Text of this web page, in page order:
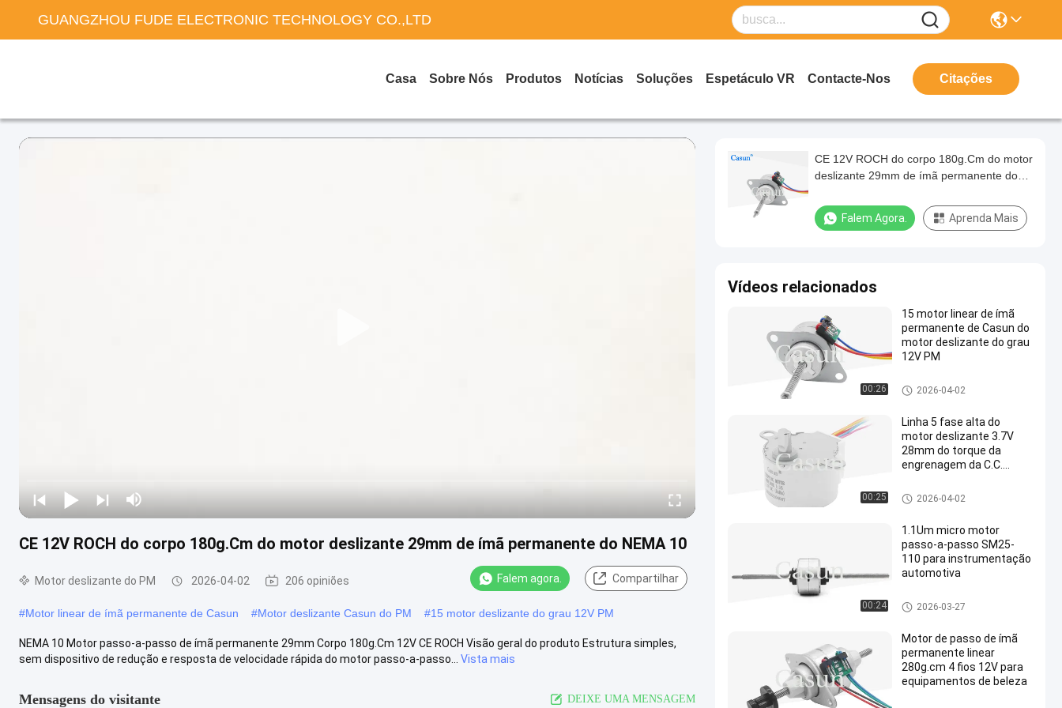
GUANGZHOU FUDE ELECTRONIC TECHNOLOGY CO.,LTD
Casa Sobre Nós Produtos Notícias Soluções Espetáculo VR Contacte-Nos Citações
CE 12V ROCH do corpo 180g.Cm do motor deslizante 29mm de ímã permanente do NEMA 10
Motor deslizante do PM 2026-04-02 206 opiniões Falem agora. Compartilhar
#Motor linear de ímã permanente de Casun #Motor deslizante Casun do PM #15 motor deslizante do grau 12V PM
NEMA 10 Motor passo-a-passo de ímã permanente 29mm Corpo 180g.Cm 12V CE ROCH Visão geral do produto Estrutura simples,
sem dispositivo de redução e resposta de velocidade rápida do motor passo-a-passo...
Vista mais
Mensagens do visitante DEIXE UMA MENSAGEM
CE 12V ROCH do corpo 180g.Cm do motor
deslizante 29mm de ímã permanente do
Falem Agora. Aprenda Mais
Vídeos relacionados
00:26
15 motor linear de ímã
permanente de Casun do
motor deslizante do grau
12V PM
Motor deslizante do PM
2026-04-02
00:25
Linha 5 fase alta do
motor deslizante 3.7V
28mm do torque da
engrenagem da C.C.
Motor deslizante do PM
2026-04-02
00:24
1.1Um micro motor
passo-a-passo SM25-
110 para instrumentação
automotiva
Motor deslizante do PM
2026-03-27
Motor de passo de ímã
permanente linear
280g.cm 4 fios 12V para
equipamentos de beleza